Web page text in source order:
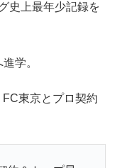
史上最年少記録を
進学。
東京とプロ契約